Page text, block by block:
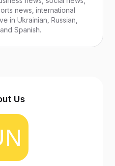
news, international
in Ukrainian, Russian,
Spanish.
Us